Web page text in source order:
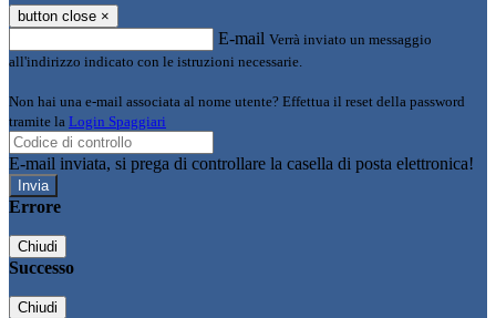
button close ×
E-mail Verrà inviato un messaggio
all'indirizzo indicato con le istruzioni necessarie.
Non hai una e-mail associata al nome utente? Effettua il reset della password
tramite la Login Spaggiari
E-mail inviata, si prega di controllare la casella di posta elettronica!
Errore
Chiudi
Successo
Chiudi